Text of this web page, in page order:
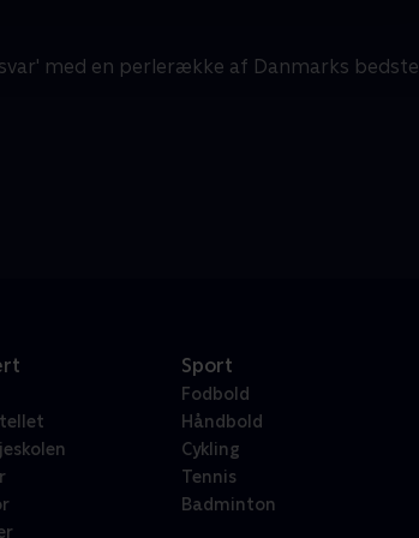
med en perlerække af Danmarks bedste
Sport
Fodbold
Håndbold
Cykling
Tennis
Badminton